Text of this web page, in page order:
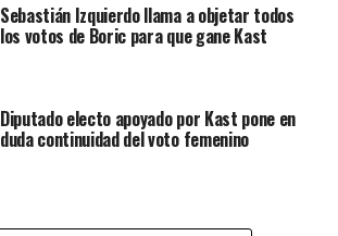
Sebastián Izquierdo llama a objetar todos
los votos de Boric para que gane Kast
Diputado electo apoyado por Kast pone en
duda continuidad del voto femenino